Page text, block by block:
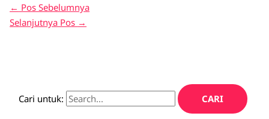
← Pos Sebelumnya
Selanjutnya Pos →
Cari untuk: